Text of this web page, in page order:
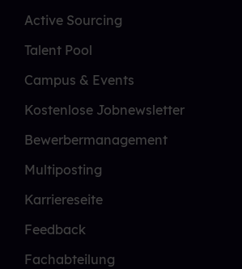
Active Sourcing
Talent Pool
Campus & Events
Kostenlose Jobnewsletter
Bewerbermanagement
Multiposting
Karriereseite
Feedback
Fachabteilung